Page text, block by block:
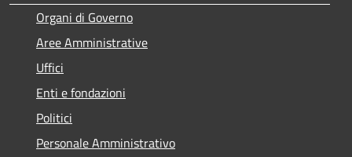
Organi di Governo
Aree Amministrative
Uffici
Enti e fondazioni
Politici
Personale Amministrativo